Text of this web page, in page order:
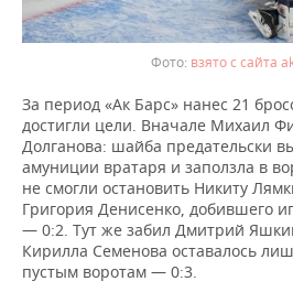
взято с сайта
За период «Ак Барс» нанес 21
достигли цели. Вначале Михаил
Долганова: шайба предательски
амуниции вратаря и заползла в
не смогли остановить Никиту
Григория Денисенко, добившего
— 0:2. Тут же забил Дмитрий
Кирилла Семенова оставалось
пустым воротам — 0:3.